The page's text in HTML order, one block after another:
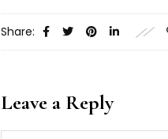
Share:
Leave a Reply